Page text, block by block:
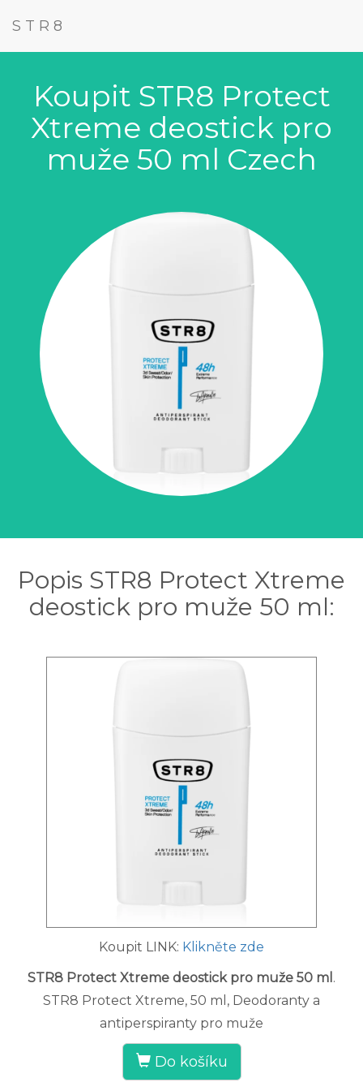
STR8
Koupit STR8 Protect
Xtreme deostick pro
muže 50 ml Czech
Popis STR8 Protect Xtreme
deostick pro muže 50 ml:
Koupit LINK: Klikněte zde
STR8 Protect Xtreme deostick pro muže 50 ml .
STR8 Protect Xtreme, 50 ml, Deodoranty a
antiperspiranty pro muže
Do košíku